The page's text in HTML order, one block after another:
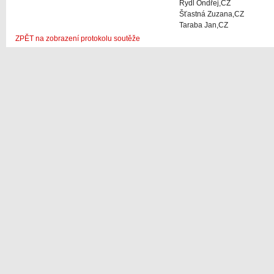
Rydl Ondřej,CZ
Šťastná Zuzana,CZ
Taraba Jan,CZ
ZPĚT na zobrazení protokolu soutěže